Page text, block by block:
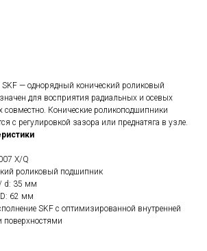
— однорядный конический роликовый
для восприятия радиальных и осевых
совместно. Конические роликоподшипники
с регулировкой зазора или преднатяга в узле.
X/Q
роликовый подшипник
/ d: 35 мм
62 мм
SKF с оптимизированной внутренней
поверхностями